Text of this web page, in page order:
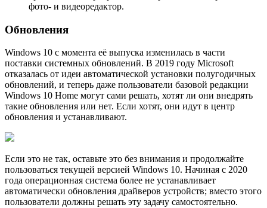
фото- и видеоредактор.
Обновления
Windows 10 с момента её выпуска изменилась в части
поставки системных обновлений. В 2019 году Microsoft
отказалась от идеи автоматической установки полугодичных
обновлений, и теперь даже пользователи базовой редакции
Windows 10 Home могут сами решать, хотят ли они внедрять
такие обновления или нет. Если хотят, они идут в центр
обновления и устанавливают.
Если это не так, оставьте это без внимания и продолжайте
пользоваться текущей версией Windows 10. Начиная с 2020
года операционная система более не устанавливает
автоматически обновления драйверов устройств; вместо этого
пользователи должны решать эту задачу самостоятельно.